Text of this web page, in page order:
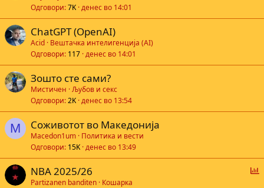
н
Одговори 7K денес во 14:01
ChatGPT (OpenAI)
Acid Вештачка интелигенција (AI)
Одговори 117 денес во 14:01
Зошто сте сами?
Мистичен Љубов и секс
Одговори 2K денес во 13:54
M Соживотот во Македонија
Macedon1um Политика и вести
Одговори 15K денес во 13:49
Г
NBA 2025/26
Partizanen banditen Кошарка